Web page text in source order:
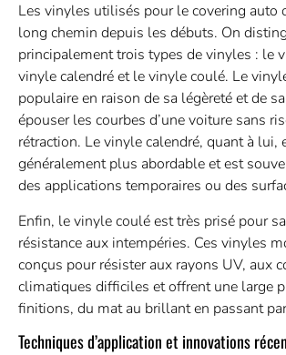
Les vinyles utilisés pour le covering auto
long chemin depuis les débuts. On
principalement trois types de vinyles : le
vinyle calendré et le vinyle coulé. Le
populaire en raison de sa légèreté et de
épouser les courbes d’une voiture sans
rétraction. Le vinyle calendré, quant à lui,
généralement plus abordable et est
des applications temporaires ou des
Enfin, le vinyle coulé est très prisé pour
résistance aux intempéries. Ces vinyles
conçus pour résister aux rayons UV, aux
climatiques difficiles et offrent une large
finitions, du mat au brillant en passant
Techniques d’application et innovations